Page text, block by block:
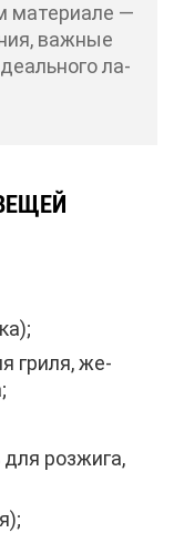
ма­те­ри­а­ле —
важ­ные
ла­
гри­ля, же­
роз­жи­га,